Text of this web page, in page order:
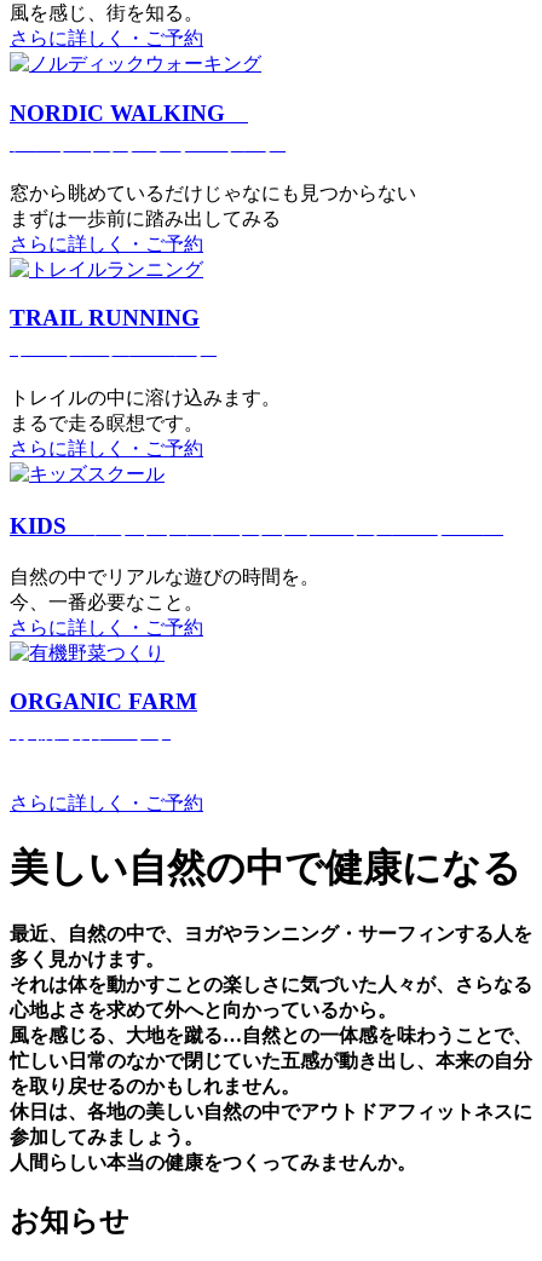
風を感じ、街を知る。
さらに詳しく・ご予約
NORDIC WALKING
窓から眺めているだけじゃなにも見つからない
まずは一歩前に踏み出してみる
さらに詳しく・ご予約
TRAIL RUNNING
トレイルの中に溶け込みます。
まるで⾛る瞑想です。
さらに詳しく・ご予約
KIDS
⾃然の中でリアルな遊びの時間を。
今、⼀番必要なこと。
さらに詳しく・ご予約
ORGANIC FARM
さらに詳しく・ご予約
美しい⾃然の中で健康になる
最近、⾃然の中で、ヨガやランニング・サーフィンする⼈を
多く⾒かけます。
それは体を動かすことの楽しさに気づいた⼈々が、さらなる
⼼地よさを求めて外へと向かっているから。
⾵を感じる、⼤地を蹴る…⾃然との⼀体感を味わうことで、
忙しい⽇常のなかで閉じていた五感が動き出し、本来の⾃分
を取り戻せるのかもしれません。
休⽇は、各地の美しい⾃然の中でアウトドアフィットネスに
参加してみましょう。
⼈間らしい本当の健康をつくってみませんか。
お知らせ